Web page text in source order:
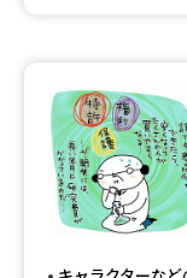
お支払いサイト
特定商取引表記